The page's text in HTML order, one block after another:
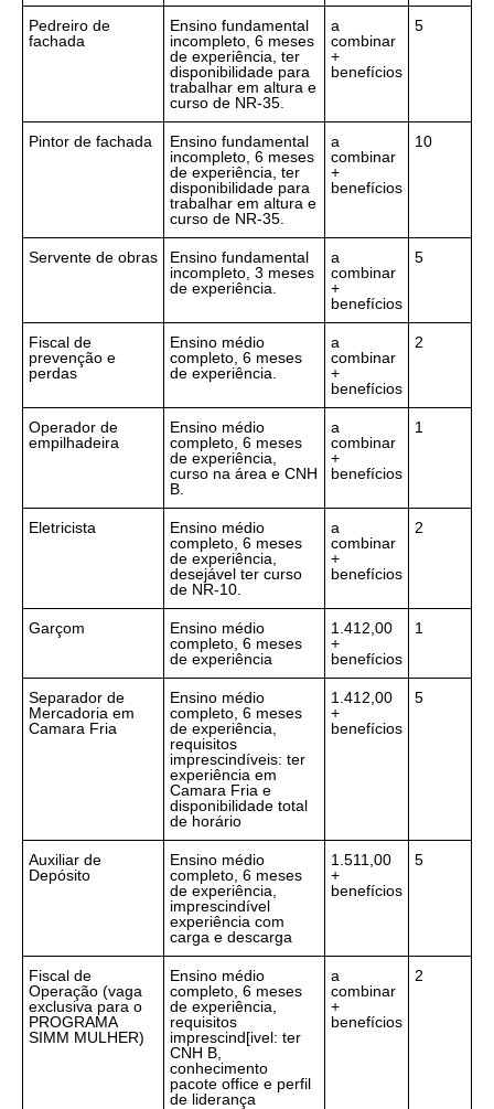
Pedreiro de
fachada
Ensino fundamental
incompleto, 6 meses
de experiência, ter
disponibilidade para
trabalhar em altura e
curso de NR-35.
a
combinar
+
benefícios
5
Pintor de fachada
Ensino fundamental
incompleto, 6 meses
de experiência, ter
disponibilidade para
trabalhar em altura e
curso de NR-35.
a
combinar
+
benefícios
10
Servente de obras
Ensino fundamental
incompleto, 3 meses
de experiência.
a
combinar
+
benefícios
5
Fiscal de
prevenção e
perdas
Ensino médio
completo, 6 meses
de experiência.
a
combinar
+
benefícios
2
Operador de
empilhadeira
Ensino médio
completo, 6 meses
de experiência,
curso na área e CNH
B.
a
combinar
+
benefícios
1
Eletricista
Ensino médio
completo, 6 meses
de experiência,
desejável ter curso
de NR-10.
a
combinar
+
benefícios
2
Garçom
Ensino médio
completo, 6 meses
de experiência
1.412,00
+
benefícios
1
Separador de
Mercadoria em
Camara Fria
Ensino médio
completo, 6 meses
de experiência,
requisitos
imprescindíveis: ter
experiência em
Camara Fria e
disponibilidade total
de horário
1.412,00
+
benefícios
5
Auxiliar de
Depósito
Ensino médio
completo, 6 meses
de experiência,
imprescindível
experiência com
carga e descarga
1.511,00
+
benefícios
5
Fiscal de
Operação (vaga
exclusiva para o
PROGRAMA
SIMM MULHER)
Ensino médio
completo, 6 meses
de experiência,
requisitos
imprescind[ivel: ter
CNH B,
conhecimento
pacote office e perfil
de liderança
a
combinar
+
benefícios
2